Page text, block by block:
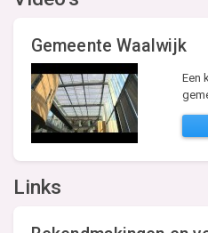
Gemeente Waalwijk
Een
Links